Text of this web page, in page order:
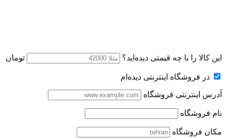
این کالا را با چه قیمتی دیده‌اید؟ تومان
در فروشگاه اینترنتی دیده‌ام
آدرس اینترنتی فروشگاه
نام فروشگاه
مکان فروشگاه